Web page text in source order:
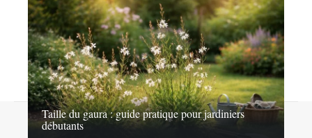
Taille du gaura : guide pratique pour jardiniers
débutantsContact Mentions légales Sitemap